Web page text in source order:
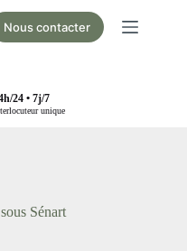
Nous contacter
24 • 7j/7
unique
Sénart